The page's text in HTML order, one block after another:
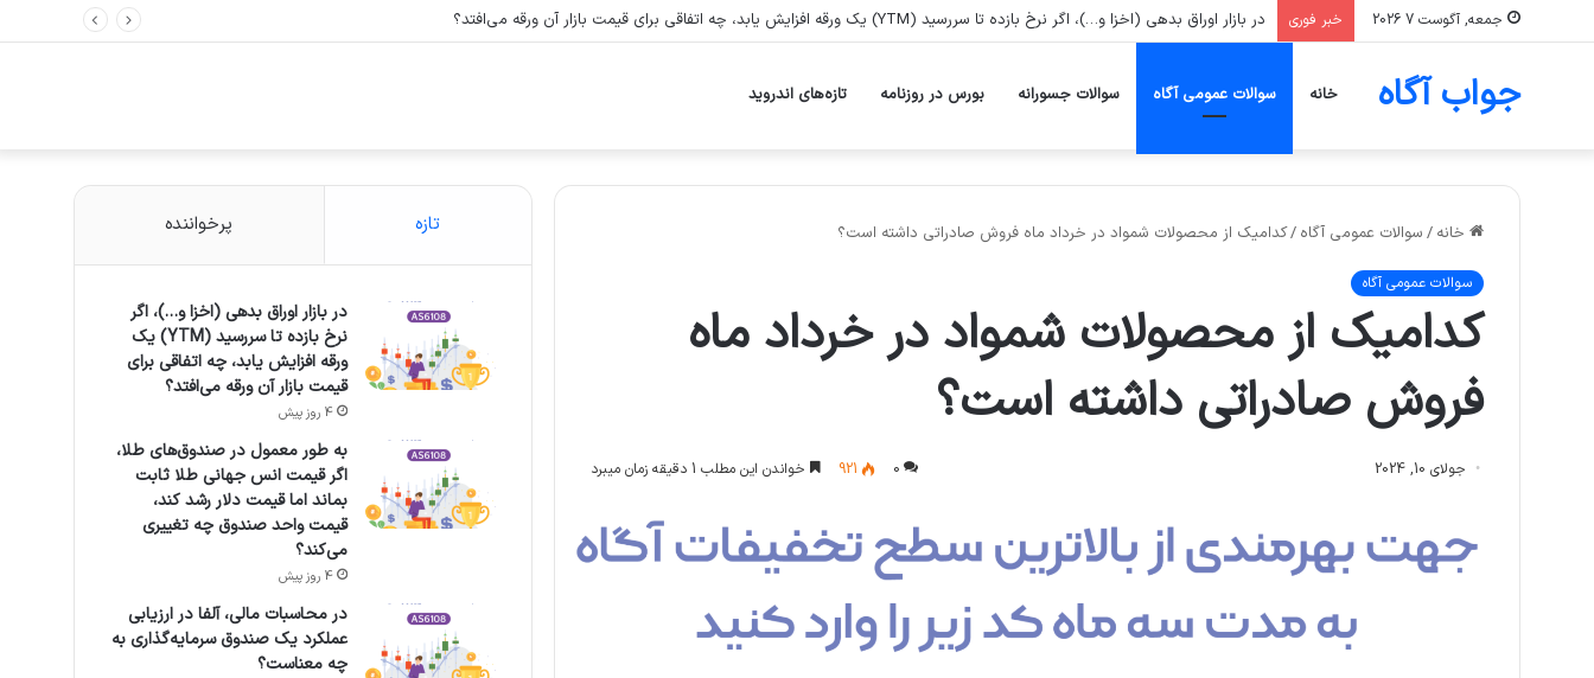
جمعه, آگوست 7 2026 خبر فوری در بازار اوراق بدهی (اخزا و…)، اگر نرخ بازده تا سررسید (YTM) یک ورقه افزایش یابد، چه اتفاقی برای قیمت بازار آن ورقه می‌افتد؟
جواب آگاه خانه سوالات عمومی آگاه سوالات جسورانه بورس در روزنامه تازه‌های اندروید
خانه / سوالات عمومی آگاه /کدامیک از محصولات شمواد در خرداد ماه فروش صادراتی داشته است؟
سوالات عمومی آگاه
کدامیک از محصولات شمواد در خرداد ماه
فروش صادراتی داشته است؟
جولای 10, 2024 0
921 خواندن این مطلب 1 دقیقه زمان میبرد
تازه پرخواننده
در بازار اوراق بدهی (اخزا و…)، اگر
نرخ بازده تا سررسید (YTM) یک
ورقه افزایش یابد، چه اتفاقی برای
قیمت بازار آن ورقه می‌افتد؟
4 روز پیش
به طور معمول در صندوق‌های طلا،
اگر قیمت انس جهانی طلا ثابت
بماند اما قیمت دلار رشد کند،
قیمت واحد صندوق چه تغییری
می‌کند؟
4 روز پیش
در محاسبات مالی، آلفا در ارزیابی
عملکرد یک صندوق سرمایه‌گذاری به
چه معناست؟